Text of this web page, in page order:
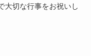
大切な行事をお祝いし